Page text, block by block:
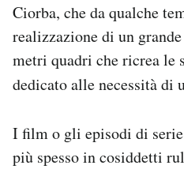
Ciorba, che da qualche
realizzazione di un
metri quadri che ricrea le
dedicato alle necessità di
I film o gli episodi di
più spesso in cosiddetti